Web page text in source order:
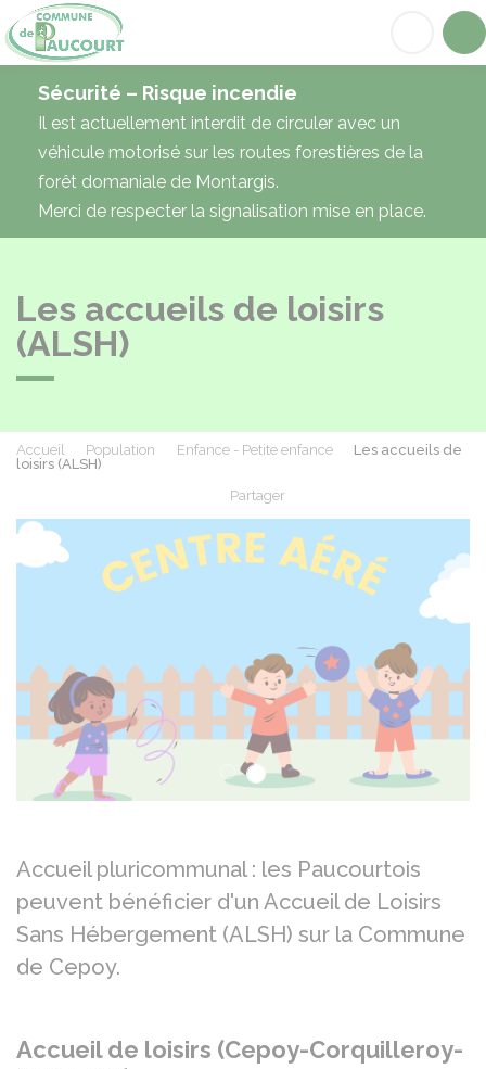
Sécurité – Risque incendie
Il est actuellement interdit de circuler avec un
véhicule motorisé sur les routes forestières de la
forêt domaniale de Montargis.
Merci de respecter la signalisation mise en place.
Les accueils de loisirs
(ALSH)
Accueil Population Enfance - Petite enfance
Les accueils de
loisirs (ALSH)
Partager
Précédent
Accueil pluricommunal : les Paucourtois
peuvent bénéficier d'un Accueil de Loisirs
Sans Hébergement (ALSH) sur la Commune
de Cepoy.
Accueil de loisirs (Cepoy-Corquilleroy-